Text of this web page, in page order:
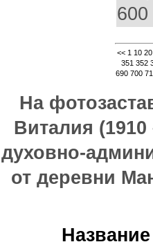
600
<< 1 10 20
351 352
690 700
На
Виталия
духовно-
от деревни